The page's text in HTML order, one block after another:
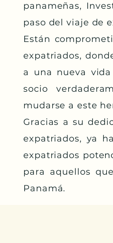
panameñas,
paso del viaje de
Están
expatriados,
a una nueva
socio
mudarse a este
Gracias a su
expatriados, ya
expatriados
para aquellos
Panamá.